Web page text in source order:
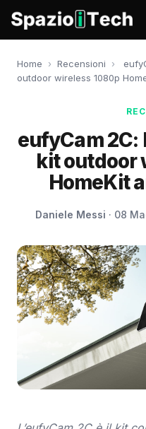
Home › Recensioni ›
outdoor wireless 1080p
eufyCam 2C:
kit outdoor
HomeKit
Daniele Messi · 08